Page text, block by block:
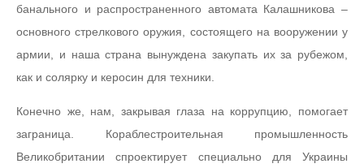
банального и распространенного автомата Калашникова –
основного стрелкового оружия, состоящего на вооружении у
армии, и наша страна вынуждена закупать их за рубежом,
как и солярку и керосин для техники.
Конечно же, нам, закрывая глаза на коррупцию, помогает
заграница. Кораблестроительная промышленность
Великобритании спроектирует специально для Украины